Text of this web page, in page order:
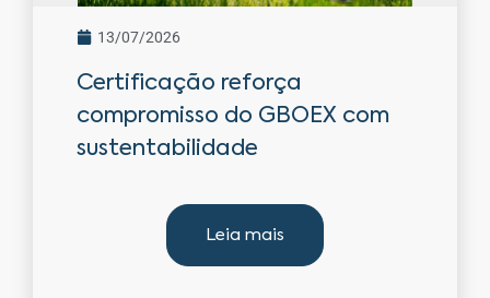
13/07/2026
Certificação reforça
compromisso do GBOEX com
sustentabilidade
Leia mais